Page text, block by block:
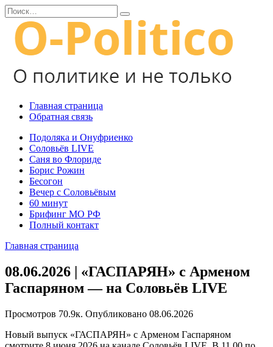
Перейти
к
содержанию
Search
for:
Главная страница
Обратная связь
Подоляка и Онуфриенко
Соловьёв LIVE
Саня во Флориде
Борис Рожин
Бесогон
Вечер с Соловьёвым
60 минут
Брифинг МО РФ
Полный контакт
Главная страница
08.06.2026 | «ГАСПАРЯН» с Арменом
Гаспаряном — на Соловьёв LIVE
Просмотров 70.9к. Опубликовано 08.06.2026
Новый выпуск «ГАСПАРЯН» с Арменом Гаспаряном